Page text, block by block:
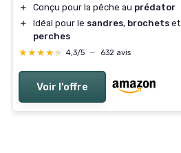
＋
Conçu pour la pêche au prédator
＋
Idéal pour le sandres, brochets et
perches
★★★★★
★★★★★ 4,3/5 — 632 avis
Voir l'offre